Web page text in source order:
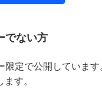
でない方
限定で公開していま
す。